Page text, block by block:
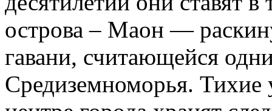
острова – Маон —
гавани, считающейся
Средиземноморья.